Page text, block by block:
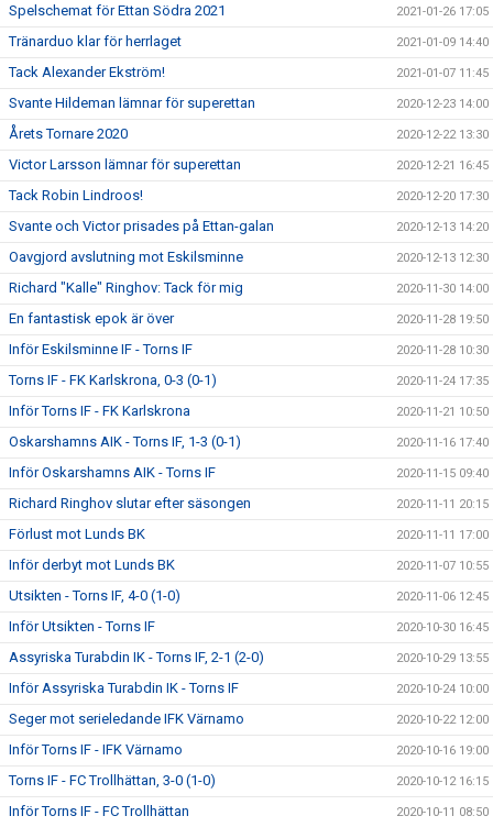
Spelschemat för Ettan Södra 2021 2021-01-26 17:05
Tränarduo klar för herrlaget 2021-01-09 14:40
Tack Alexander Ekström! 2021-01-07 11:45
Svante Hildeman lämnar för superettan 2020-12-23 14:00
Årets Tornare 2020 2020-12-22 13:30
Victor Larsson lämnar för superettan 2020-12-21 16:45
Tack Robin Lindroos! 2020-12-20 17:30
Svante och Victor prisades på Ettan-galan 2020-12-13 14:20
Oavgjord avslutning mot Eskilsminne 2020-12-13 12:30
Richard "Kalle" Ringhov: Tack för mig 2020-11-30 14:00
En fantastisk epok är över 2020-11-28 19:50
Inför Eskilsminne IF - Torns IF 2020-11-28 10:30
Torns IF - FK Karlskrona, 0-3 (0-1) 2020-11-24 17:35
Inför Torns IF - FK Karlskrona 2020-11-21 10:50
Oskarshamns AIK - Torns IF, 1-3 (0-1) 2020-11-16 17:40
Inför Oskarshamns AIK - Torns IF 2020-11-15 09:40
Richard Ringhov slutar efter säsongen 2020-11-11 20:15
Förlust mot Lunds BK 2020-11-11 17:00
Inför derbyt mot Lunds BK 2020-11-07 10:55
Utsikten - Torns IF, 4-0 (1-0) 2020-11-06 12:45
Inför Utsikten - Torns IF 2020-10-30 16:45
Assyriska Turabdin IK - Torns IF, 2-1 (2-0) 2020-10-29 13:55
Inför Assyriska Turabdin IK - Torns IF 2020-10-24 10:00
Seger mot serieledande IFK Värnamo 2020-10-22 12:00
Inför Torns IF - IFK Värnamo 2020-10-16 19:00
Torns IF - FC Trollhättan, 3-0 (1-0) 2020-10-12 16:15
Inför Torns IF - FC Trollhättan 2020-10-11 08:50